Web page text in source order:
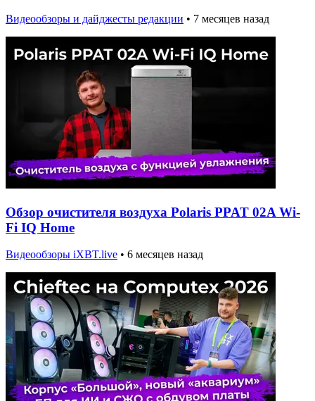
Видеообзоры и дайджесты редакции • 7 месяцев назад
Обзор очистителя воздуха Polaris PPAT 02A Wi-
Fi IQ Home
Видеообзоры iXBT.live • 6 месяцев назад